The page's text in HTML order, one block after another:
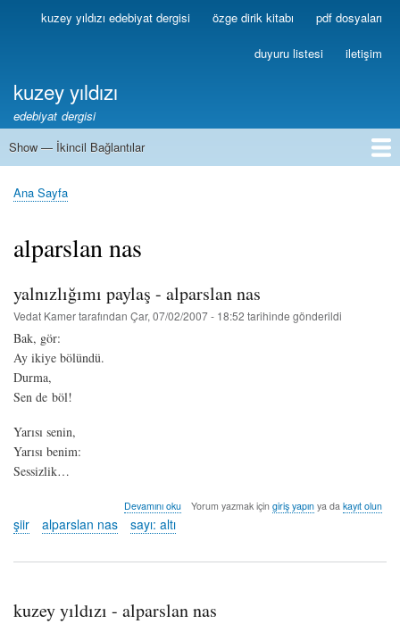
Ana
içeriğe
Birincilkuzey yıldızı edebiyat dergisi özge dirik kitabı pdf dosyaları
duyuru listesi iletişim
kuzey yıldızı
edebiyat dergisi
İkincil
Show — İkincil Bağlantılar
1
2
3
4
5
6
7
8
9
10
11
12
13
Sayfa
Ana Sayfa
alparslan nas
yalnızlığımı paylaş - alparslan nas
Vedat Kamertarafından Çar, 07/02/2007 - 18:52 tarihinde gönderildi
Bak, gör:
Ay ikiye bölündü.
Durma,
Sen de böl!
Yarısı senin,
Yarısı benim:
Sessizlik…
yalnızlığımı
nas
Devamını oku Yorum yazmak için giriş yapınya da kayıt olun
şiir alparslan nas sayı: altı
kuzey yıldızı - alparslan nas